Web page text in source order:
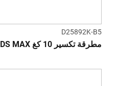
D25892K-B5
مطرقة تكسير 10 كغ SDS MAX